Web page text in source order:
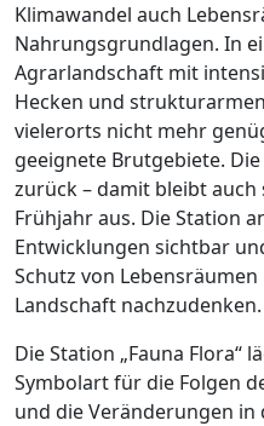
Klimawandel auch
Nahrungsgrundlagen. In
Agrarlandschaft mit
Hecken und
vielerorts nicht mehr
geeignete Brutgebiete.
zurück – damit bleibt
Frühjahr aus. Die Station
Entwicklungen sichtbar
Schutz von
Landschaft nachzudenken.
Die Station „Fauna Flora“
Symbolart für die Folgen
und die Veränderungen